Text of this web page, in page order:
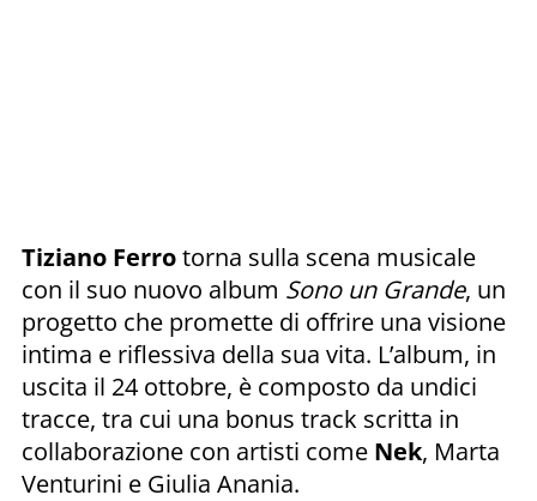
Tiziano Ferrotorna sulla scena musicale
con il suo nuovo album Sono un Grande, un
progetto che promette di offrire una visione
intima e riflessiva della sua vita. L’album, in
uscita il 24 ottobre, è composto da undici
tracce, tra cui una bonus track scritta in
collaborazione con artisti come Nek, Marta
Venturini e Giulia Anania.